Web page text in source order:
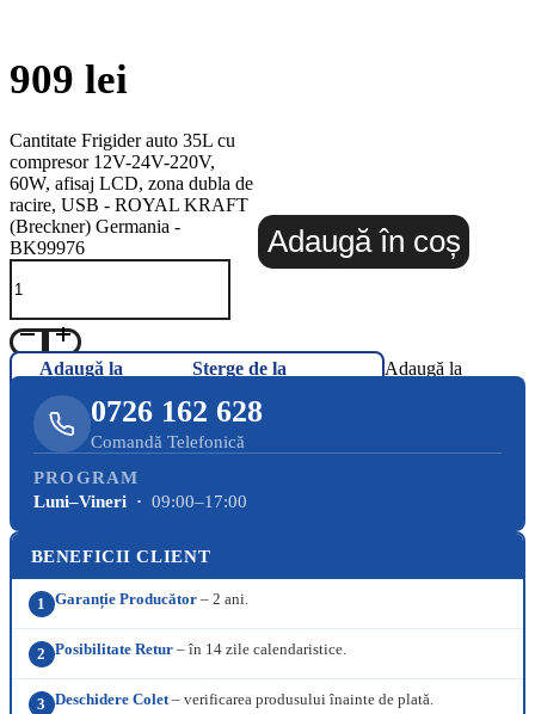
909 lei
Cantitate Frigider auto 35L cu
compresor 12V-24V-220V,
60W, afisaj LCD, zona dubla de
racire, USB - ROYAL KRAFT
(Breckner) Germania -
BK99976
Adaugă în coș
Adaugă la
Șterge de la
Adaugă la
0726 162 628
Comandă Telefonică
PROGRAM
Luni–Vineri · 09:00–17:00
BENEFICII CLIENT
1 Garanție Producător– 2 ani.
2 Posibilitate Retur– în 14 zile calendaristice.
3 Deschidere Colet– verificarea produsului înainte de plată.